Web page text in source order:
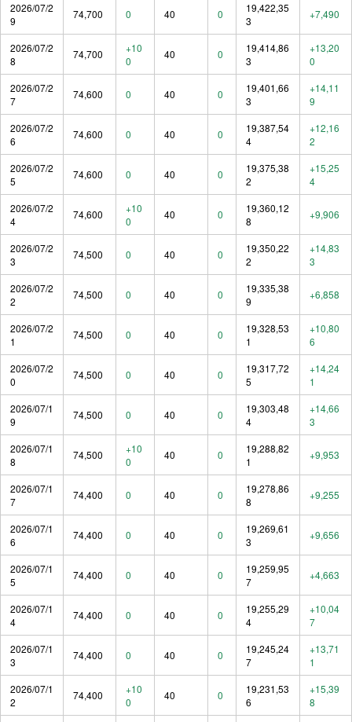
2026/07/2
9
74,700 0 40 0
19,422,35
3
+7,490
2026/07/2
8
74,700
+10
0
40 0
19,414,86
3
+13,20
0
2026/07/2
7
74,600 0 40 0
19,401,66
3
+14,11
9
2026/07/2
6
74,600 0 40 0
19,387,54
4
+12,16
2
2026/07/2
5
74,600 0 40 0
19,375,38
2
+15,25
4
2026/07/2
4
74,600
+10
0
40 0
19,360,12
8
+9,906
2026/07/2
3
74,500 0 40 0
19,350,22
2
+14,83
3
2026/07/2
2
74,500 0 40 0
19,335,38
9
+6,858
2026/07/2
1
74,500 0 40 0
19,328,53
1
+10,80
6
2026/07/2
0
74,500 0 40 0
19,317,72
5
+14,24
1
2026/07/1
9
74,500 0 40 0
19,303,48
4
+14,66
3
2026/07/1
8
74,500
+10
0
40 0
19,288,82
1
+9,953
2026/07/1
7
74,400 0 40 0
19,278,86
8
+9,255
2026/07/1
6
74,400 0 40 0
19,269,61
3
+9,656
2026/07/1
5
74,400 0 40 0
19,259,95
7
+4,663
2026/07/1
4
74,400 0 40 0
19,255,29
4
+10,04
7
2026/07/1
3
74,400 0 40 0
19,245,24
7
+13,71
1
2026/07/1
2
74,400
+10
0
40 0
19,231,53
6
+15,39
8